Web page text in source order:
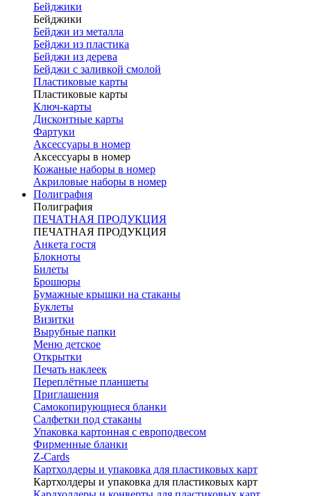
Бейджики
Бейджики
Бейджи из металла
Бейджи из пластика
Бейджи из дерева
Бейджи с заливкой смолой
Пластиковые карты
Пластиковые карты
Ключ-карты
Дисконтные карты
Фартуки
Аксессуары в номер
Аксессуары в номер
Кожаные наборы в номер
Акриловые наборы в номер
Полиграфия
Полиграфия
ПЕЧАТНАЯ ПРОДУКЦИЯ
ПЕЧАТНАЯ ПРОДУКЦИЯ
Анкета гостя
Блокноты
Билеты
Брошюры
Бумажные крышки на стаканы
Буклеты
Визитки
Вырубные папки
Меню детское
Открытки
Печать наклеек
Переплётные планшеты
Приглашения
Самокопирующиеся бланки
Салфетки под стаканы
Упаковка картонная с европодвесом
Фирменные бланки
Z-Cards
Картхолдеры и упаковка для пластиковых карт
Картхолдеры и упаковка для пластиковых карт